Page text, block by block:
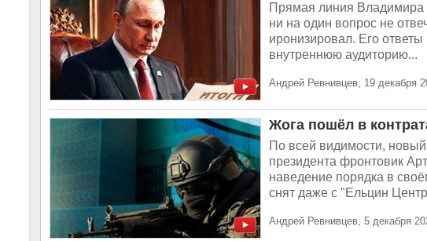
Прямая линия Владимира
ни на один вопрос не
иронизировал. Его
внутреннюю аудиторию...
Андрей Ревнивцев, 19 декабря
Жога пошёл в
По всей видимости,
президента фронтовик
наведение порядка в
снят даже с "Ельцин
Андрей Ревнивцев, 5 декабря